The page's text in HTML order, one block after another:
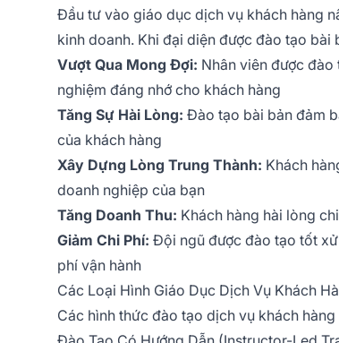
Đầu tư vào giáo dục dịch vụ khách hàng
kinh doanh. Khi đại diện được đào tạo bài
Vượt Qua Mong Đợi: Nhân viên được
nghiệm đáng nhớ cho khách hàng
Tăng Sự Hài Lòng: Đào tạo bài bản đảm
của khách hàng
Xây Dựng Lòng Trung Thành: Khách
doanh nghiệp của bạn
Tăng Doanh Thu: Khách hàng hài lòng
Giảm Chi Phí: Đội ngũ được đào tạo tốt
phí vận hành
Các Loại Hình Giáo Dục Dịch Vụ Khách
Các hình thức đào tạo dịch vụ khách